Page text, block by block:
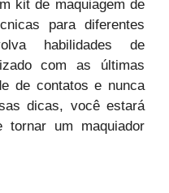
kit de maquiagem de
para diferentes
habilidades de
com as últimas
de contatos e nunca
dicas, você estará
tornar um maquiador